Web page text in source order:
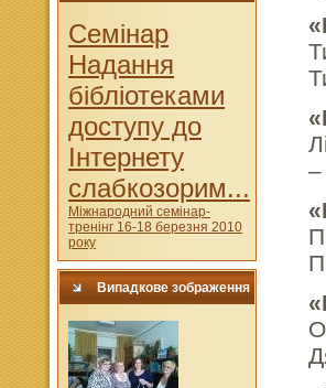
Cемінар
Надання
бібліотеками
доступу до
Інтернету
слабкозорим...
Міжнародний семінар-
тренінг 16-18 березня 2010
року
Випадкове зображення
–